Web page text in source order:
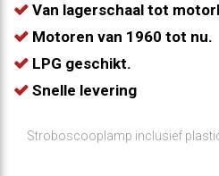
Van lagerschaal tot
Motoren van 1960 tot nu.
LPG geschikt.
Snelle levering
Stroboscooplamp inclusief